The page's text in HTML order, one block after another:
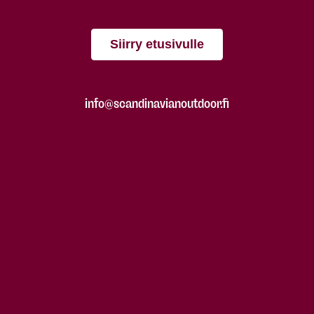
Siirry etusivulle
info@scandinavianoutdoor.fi